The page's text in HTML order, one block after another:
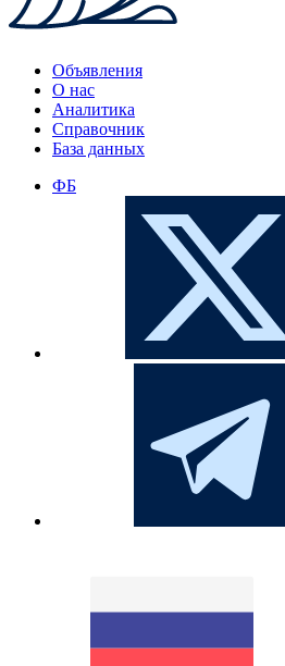
Объявления
О нас
Аналитика
Справочник
База данных
ФБ